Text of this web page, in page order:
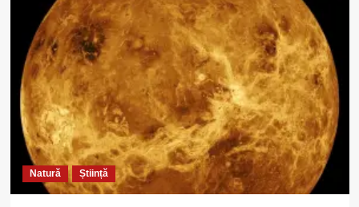
Natură Știință